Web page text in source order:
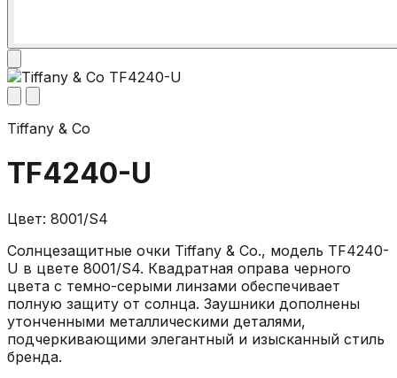
Tiffany & Co
TF4240-U
Цвет: 8001/S4
Солнцезащитные очки Tiffany & Co., модель TF4240-
U в цвете 8001/S4. Квадратная оправа черного
цвета с темно-серыми линзами обеспечивает
полную защиту от солнца. Заушники дополнены
утонченными металлическими деталями,
подчеркивающими элегантный и изысканный стиль
бренда.